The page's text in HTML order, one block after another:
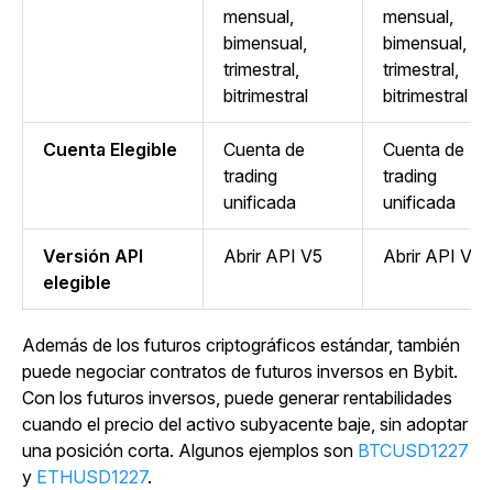
mensual,
bimensual,
trimestral,
bitrimestral
mensual,
bimensual,
trimestral,
bitrimestral
Cuenta Elegible
Cuenta de
trading
unificada
Cuenta de
trading
unificada
Versión API
elegible
Abrir API V5 Abrir API V5
Además de los futuros criptográficos estándar, también
puede negociar contratos de futuros inversos en Bybit.
Con los futuros inversos, puede generar rentabilidades
cuando el precio del activo subyacente baje, sin adoptar
una posición corta. Algunos ejemplos son BTCUSD1227
y ETHUSD1227.